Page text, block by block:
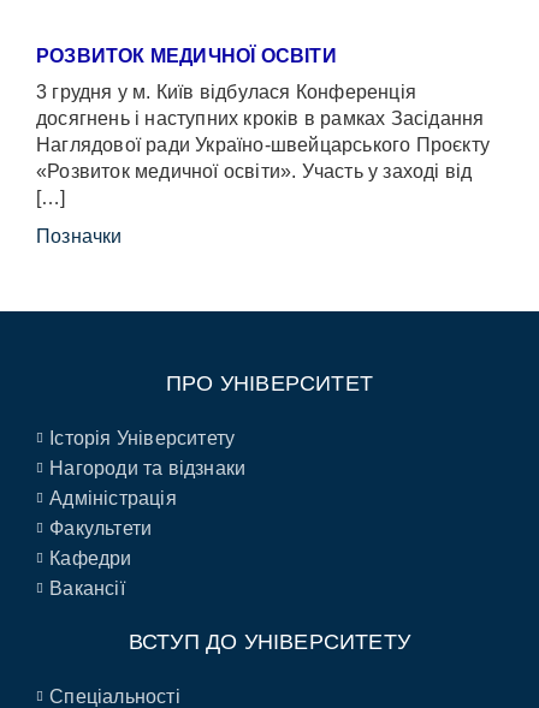
РОЗВИТОК МЕДИЧНОЇ ОСВІТИ
3 грудня у м. Київ відбулася Конференція
досягнень і наступних кроків в рамках Засідання
Наглядової ради Україно-швейцарського Проєкту
«Розвиток медичної освіти». Участь у заході від
[…]
Позначки
ПРО УНІВЕРСИТЕТ
Історія Університету
Нагороди та відзнаки
Адміністрація
Факультети
Кафедри
Вакансії
ВСТУП ДО УНІВЕРСИТЕТУ
Спеціальності